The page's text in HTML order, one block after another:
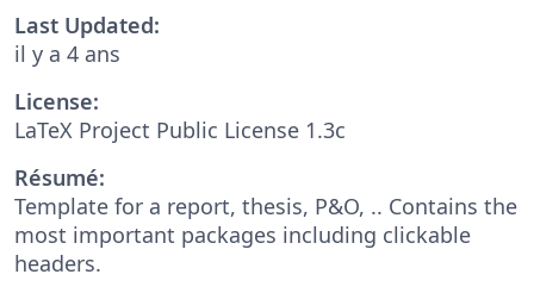
Last Updated:
il y a 4 ans
License:
LaTeX Project Public License 1.3c
Résumé:
Template for a report, thesis, P&O, .. Contains the
most important packages including clickable
headers.